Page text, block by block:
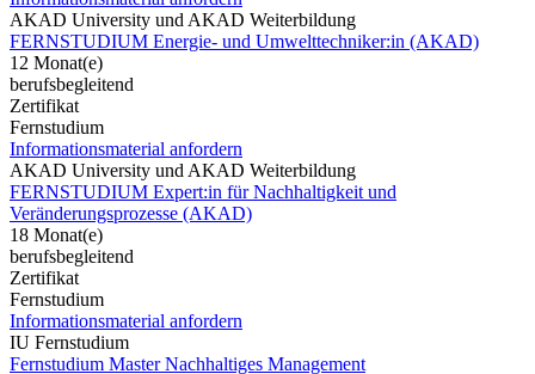
AKAD University und AKAD Weiterbildung
FERNSTUDIUM Energie- und Umwelttechniker:in (AKAD)
12 Monat(e)
berufsbegleitend
Zertifikat
Fernstudium
Informationsmaterial anfordern
AKAD University und AKAD Weiterbildung
FERNSTUDIUM Expert:in für Nachhaltigkeit und
Veränderungsprozesse (AKAD)
18 Monat(e)
berufsbegleitend
Zertifikat
Fernstudium
Informationsmaterial anfordern
IU Fernstudium
Fernstudium Master Nachhaltiges Management